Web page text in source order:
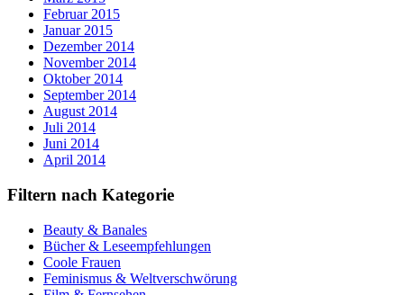
Februar 2015
Januar 2015
Dezember 2014
November 2014
Oktober 2014
September 2014
August 2014
Juli 2014
Juni 2014
April 2014
Filtern nach Kategorie
Beauty & Banales
Bücher & Leseempfehlungen
Coole Frauen
Feminismus & Weltverschwörung